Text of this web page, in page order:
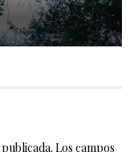
Los campos